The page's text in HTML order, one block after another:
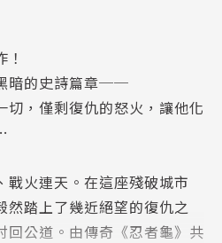
暗的史詩篇章──
切，僅剩復仇的怒火，讓他化
戰火連天。在這座殘破城市
然踏上了幾近絕望的復仇之
回公道。由傳奇《忍者龜》共